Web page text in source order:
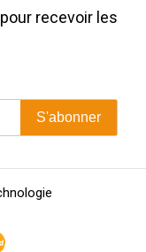
recevoir les
S'abonner